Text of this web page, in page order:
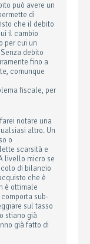
può avere un
di
che il debito
il cambio
per cui un
debito
fino a
comunque
fiscale, per
notare una
altro. Un
o
scarsità e
livello micro se
di bilancio
che è
è ottimale
sub-
sul tasso
stiano già
già fatto di